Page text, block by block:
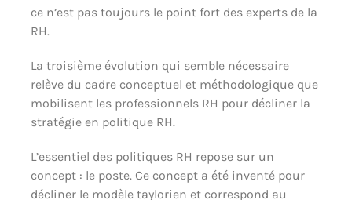
ce n’est pas toujours le point fort des experts de la
RH.
La troisième évolution qui semble nécessaire
relève du cadre conceptuel et méthodologique que
mobilisent les professionnels RH pour décliner la
stratégie en politique RH.
L’essentiel des politiques RH repose sur un
concept : le poste. Ce concept a été inventé pour
décliner le modèle taylorien et correspond au